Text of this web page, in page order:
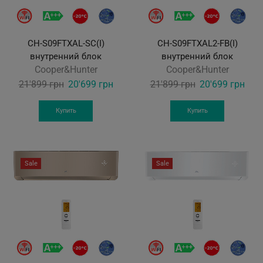
CH-S09FTXAL-SC(I)
внутренний блок
Cooper&Hunter
21'899грн Original
was:
20'699 грнCurrent
Купить
CH-S09FTXAL2-FB(I)
внутренний блок
Cooper&Hunter
21'899грн Original
was:
20'699 грн
Купить
Sale Sale